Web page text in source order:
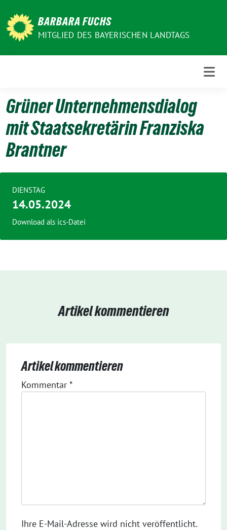
zum
Inhalt
BARBARA FUCHS
MITGLIED DES BAYERISCHEN LANDTAGS
Grüner Unternehmensdialog
mit Staatsekretärin Franziska
Brantner
DIENSTAG
14.05.2024
Download als ics-Datei
Artikel kommentieren
Artikel kommentieren
Kommentar *
Ihre E-Mail-Adresse wird nicht veröffentlicht.